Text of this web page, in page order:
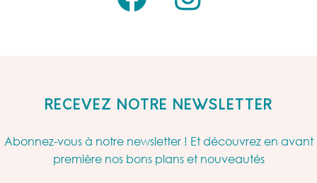
RECEVEZ NOTRE NEWSLETTER
Abonnez-vous à notre newsletter ! Et découvrez en avant
première nos bons plans et nouveautés